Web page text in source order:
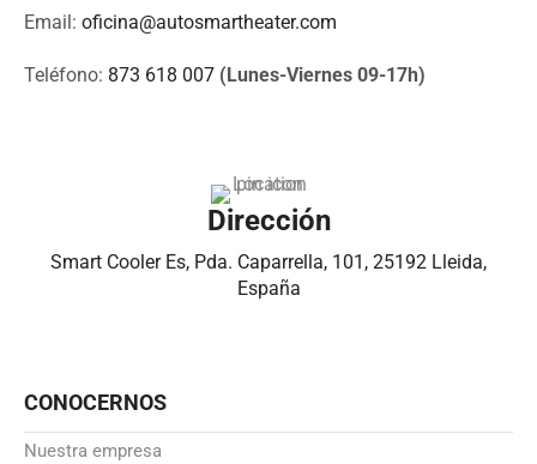
Email: oficina@autosmartheater.com
Teléfono: 873 618 007 (Lunes-Viernes 09-17h)
Dirección
Smart Cooler Es, Pda. Caparrella, 101, 25192 Lleida,
España
CONOCERNOS
Nuestra empresa